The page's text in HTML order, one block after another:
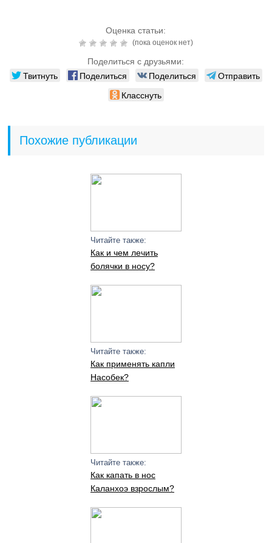
Оценка статьи:
(пока оценок нет)
Поделиться с друзьями:
Твитнуть Поделиться Поделиться
Отправить
Класснуть
Похожие публикации
Читайте также:
Как и чем лечить
болячки в носу?
Читайте также:
Как применять капли
Насобек?
Читайте также:
Как капать в нос
Каланхоэ взрослым?